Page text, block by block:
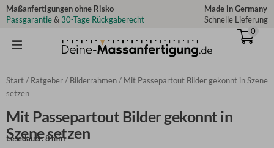
Zum
Inhalt
Maßanfertigungen ohne Risko
Passgarantie& 30-Tage Rückgaberecht
Made in Germany
Schnelle Lieferung
0
Start/ Ratgeber/ Bilderrahmen/ Mit Passepartout Bilder gekonnt in Szene
setzen
Mit Passepartout Bilder gekonnt in
Szene setzen
Lesedauer: 8 min